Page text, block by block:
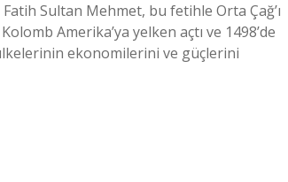
Sultan Mehmet, bu fetihle Orta Çağ’ı
Amerika’ya yelken açtı ve 1498’de
ekonomilerini ve güçlerini